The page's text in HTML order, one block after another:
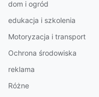
dom i ogród
edukacja i szkolenia
Motoryzacja i transport
Ochrona środowiska
reklama
Różne